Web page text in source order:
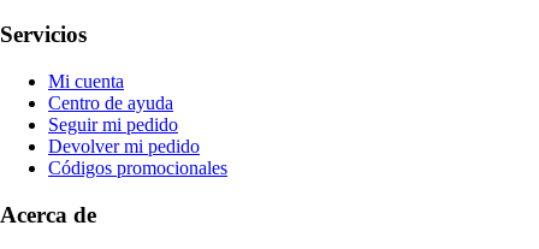
Servicios
Mi cuenta
Centro de ayuda
Seguir mi pedido
Devolver mi pedido
Códigos promocionales
Acerca de